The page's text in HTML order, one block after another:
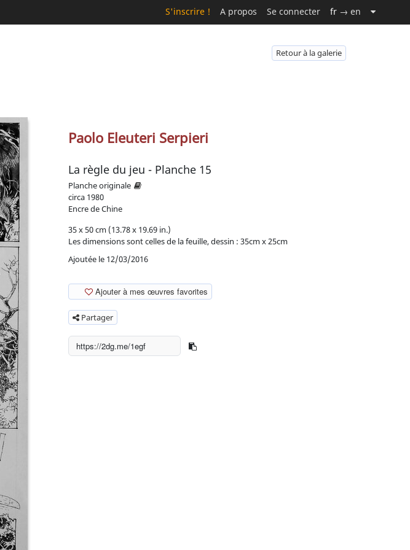
S'inscrire ! A propos Se connecter fr → en
Retour à la galerie
Paolo Eleuteri Serpieri
La règle du jeu - Planche 15
Planche originale
circa 1980
Encre de Chine
35 x 50 cm (13.78 x 19.69 in.)
Les dimensions sont celles de la feuille, dessin : 35cm x 25cm
Ajoutée le 12/03/2016
Ajouter à mes œuvres favorites
Partager